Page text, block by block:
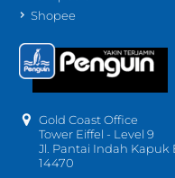
Shopee
Gold Coast Office
Tower Eiffel - Level 9
Jl. Pantai Indah Kapuk
14470